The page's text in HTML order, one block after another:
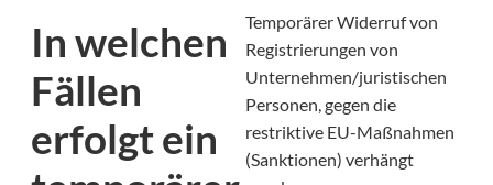
In welchen
Fällen
erfolgt ein
Temporärer Widerruf von
Registrierungen von
Unternehmen/juristischen
Personen, gegen die
restriktive EU-Maßnahmen
(Sanktionen) verhängt